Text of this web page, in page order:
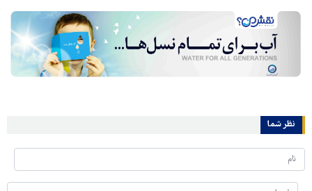
نظر شما